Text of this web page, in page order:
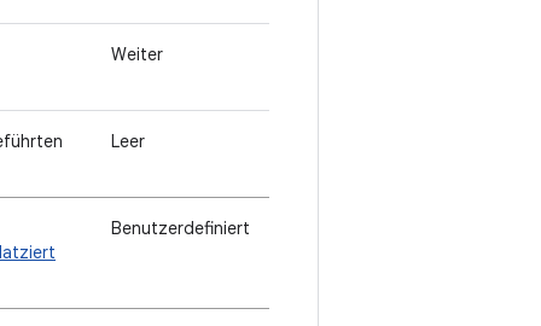
Weiter
Leer
Benutzerdefiniert